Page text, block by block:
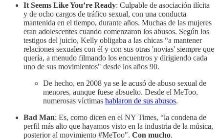
It Seems Like You’re Ready: Culpable de asociación ilícita
y de ocho cargos de tráfico sexual, con una conducta
mantenida en el tiempo, durante años. Muchas de las mujeres
eran adolescentes cuando comenzaron los abusos. Según los
testigos del juicio, Kelly obligaba a las chicas “a mantener
relaciones sexuales con él y con sus otras 'novias' siempre que
quería, a menudo filmando los encuentros y dirigiendo cada
uno de sus movimientos" desde los años 90.
De hecho, en 2008 ya se le acusó de abuso sexual de
menores, aunque fuese absuelto. Desde el MeToo,
numerosas víctimas hablaron de sus abusos.
Bad Man: Es, como dicen en el NY Times, “la condena de
perfil más alto que hayamos visto en la industria de la música,
posterior al movimiento #MeToo". Con mucho.